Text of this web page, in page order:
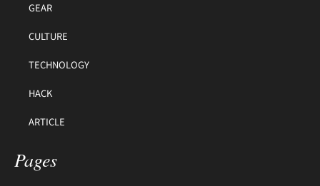
GEAR
CULTURE
TECHNOLOGY
HACK
ARTICLE
Pages